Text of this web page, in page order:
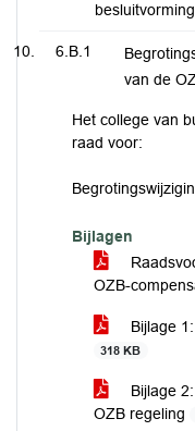
6.B.1
van de
Het college van
raad voor:
Bijlagen
OZB-
Bijlage
318 KB
Bijlage
OZB regeling